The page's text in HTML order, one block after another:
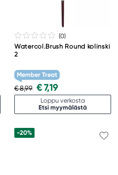
(0)
Watercol.Brush Round kolinski
2
Member Treat
€ 8,99 € 7,19
Loppu verkosta
Etsi myymälästä
-20%